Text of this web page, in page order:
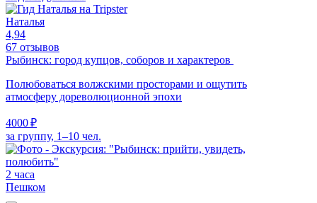
Наталья
4,94
67 отзывов
Рыбинск: город купцов, соборов и характеров
Полюбоваться волжскими просторами и ощутить
атмосферу дореволюционной эпохи
4000 ₽
за группу, 1–10 чел.
2 часа
Пешком